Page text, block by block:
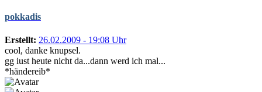
pokkadis
Erstellt: 26.02.2009 - 19:08 Uhr
cool, danke knupsel.
gg iust heute nicht da...dann werd ich mal...
*händereib*